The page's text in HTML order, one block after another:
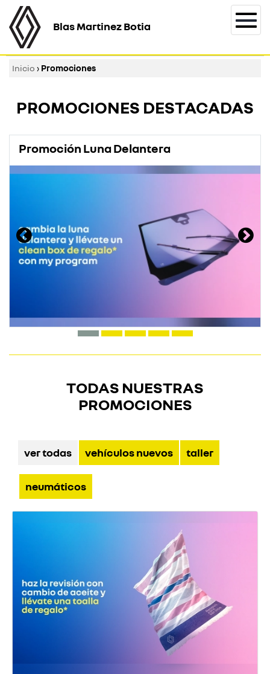
Blas Martinez Botia
Inicio › Promociones
PROMOCIONES DESTACADAS
Promoción Luna Delantera
TODAS NUESTRAS
PROMOCIONES
ver todas vehículos nuevos taller
neumáticos